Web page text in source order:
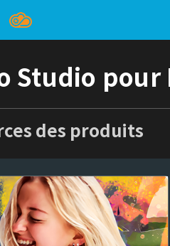
Studio pour
des produits